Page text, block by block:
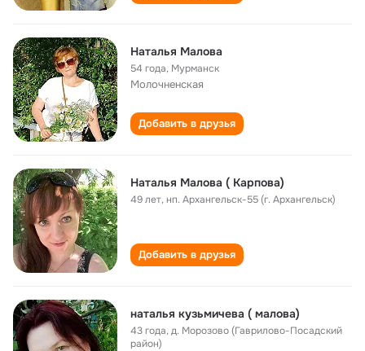
Наталья Малова
54 года, Мурманск
Молочненская
Добавить в друзья
Наталья Малова ( Карпова)
49 лет,нп. Архангельск-55 (г. Архангельск)
Добавить в друзья
наталья кузьмичева ( малова)
43 года,д. Морозово (Гаврилово-Посадский
район)